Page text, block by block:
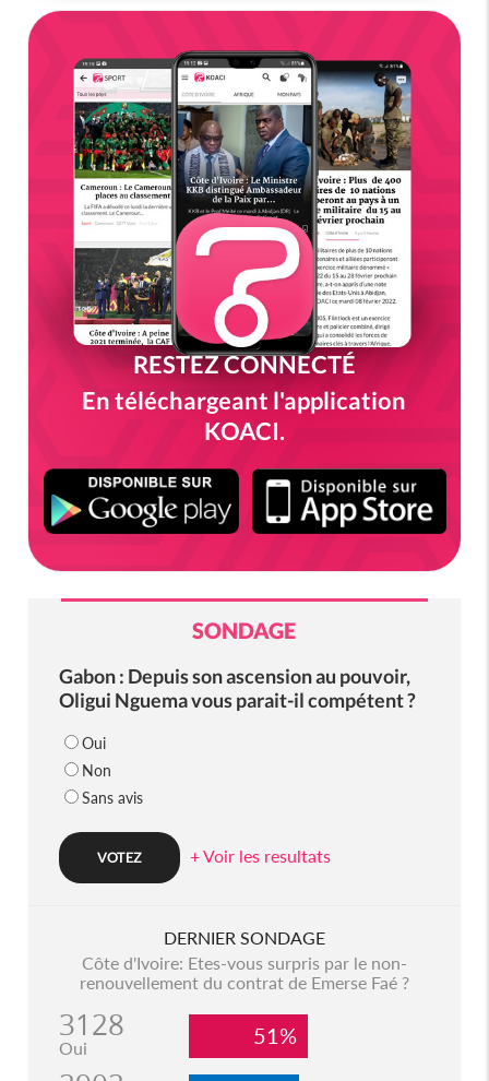
RESTEZ CONNECTÉ
En téléchargeant l'application
KOACI.
SONDAGE
Gabon : Depuis son ascension au pouvoir,
Oligui Nguema vous parait-il compétent ?
Oui
Non
Sans avis
+ Voir les resultats
DERNIER SONDAGE
Côte d'Ivoire: Etes-vous surpris par le non-
renouvellement du contrat de Emerse Faé ?
3128
Oui 51%